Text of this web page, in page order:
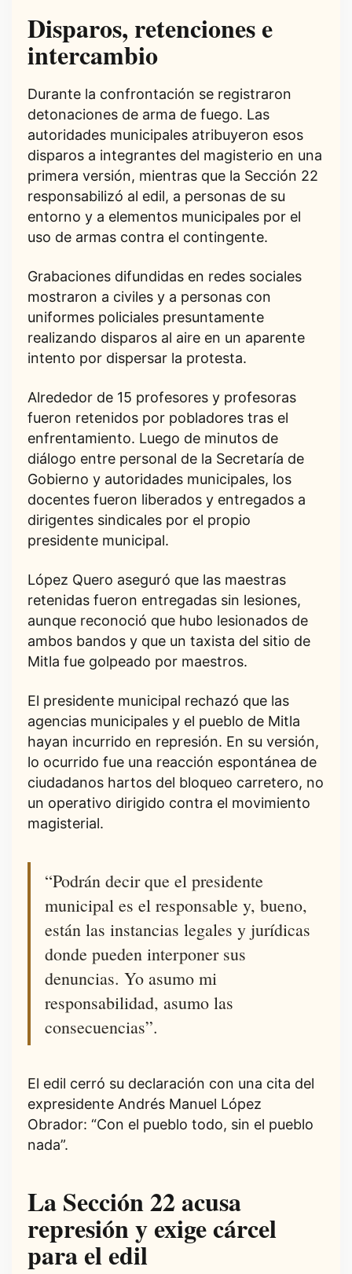
Disparos, retenciones e
intercambio
Durante la confrontación se registraron
detonaciones de arma de fuego. Las
autoridades municipales atribuyeron esos
disparos a integrantes del magisterio en una
primera versión, mientras que la Sección 22
responsabilizó al edil, a personas de su
entorno y a elementos municipales por el
uso de armas contra el contingente.
Grabaciones difundidas en redes sociales
mostraron a civiles y a personas con
uniformes policiales presuntamente
realizando disparos al aire en un aparente
intento por dispersar la protesta.
Alrededor de 15 profesores y profesoras
fueron retenidos por pobladores tras el
enfrentamiento. Luego de minutos de
diálogo entre personal de la Secretaría de
Gobierno y autoridades municipales, los
docentes fueron liberados y entregados a
dirigentes sindicales por el propio
presidente municipal.
López Quero aseguró que las maestras
retenidas fueron entregadas sin lesiones,
aunque reconoció que hubo lesionados de
ambos bandos y que un taxista del sitio de
Mitla fue golpeado por maestros.
El presidente municipal rechazó que las
agencias municipales y el pueblo de Mitla
hayan incurrido en represión. En su versión,
lo ocurrido fue una reacción espontánea de
ciudadanos hartos del bloqueo carretero, no
un operativo dirigido contra el movimiento
magisterial.
“Podrán decir que el presidente
municipal es el responsable y, bueno,
están las instancias legales y jurídicas
donde pueden interponer sus
denuncias. Yo asumo mi
responsabilidad, asumo las
consecuencias”.
El edil cerró su declaración con una cita del
expresidente Andrés Manuel López
Obrador: “Con el pueblo todo, sin el pueblo
nada”.
La Sección 22 acusa
represión y exige cárcel
para el edil